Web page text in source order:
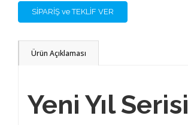
SİPARİŞ ve TEKLİF VER
Ürün Açıklaması
Yeni Yıl Serisi